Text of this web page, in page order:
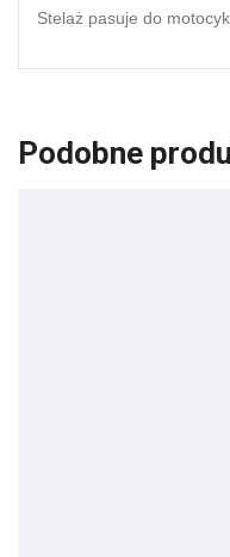
Stelaż pasuje do
Podobne